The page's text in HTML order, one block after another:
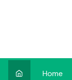
Home